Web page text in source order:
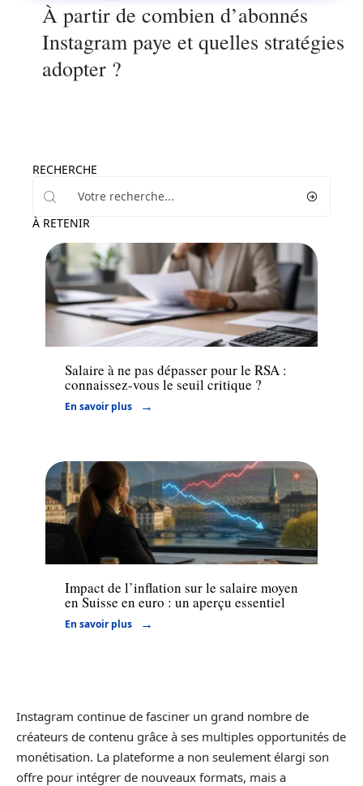
À partir de combien d’abonnés
Instagram paye et quelles stratégies
adopter ?
RECHERCHE
À RETENIR
Salaire à ne pas dépasser pour le RSA :
connaissez-vous le seuil critique ?
En savoir plus
Impact de l’inflation sur le salaire moyen
en Suisse en euro : un aperçu essentiel
En savoir plus
Instagram continue de fasciner un grand nombre de
créateurs de contenu grâce à ses multiples opportunités de
monétisation. La plateforme a non seulement élargi son
offre pour intégrer de nouveaux formats, mais a